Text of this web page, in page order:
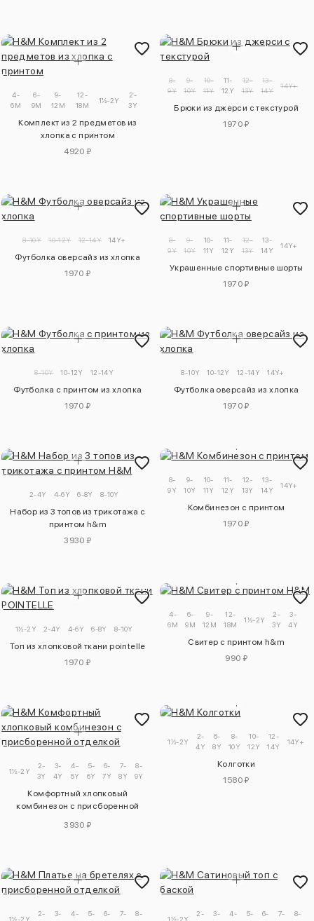
4-
6M
6-
9M
9-
12M
12-
18M
1½-2Y
2-
3Y
Комплект из 2 предметов из
хлопка с принтом
4920 ₽
8-
9Y
9-
10Y
10-
11Y
11-
12Y
12-
13Y
13-
14Y
14Y+
Брюки из джерси с текстурой
1970 ₽
8-10Y 10-12Y 12-14Y 14Y+
Футболка оверсайз из хлопка
1970 ₽
8-
9Y
9-
10Y
10-
11Y
11-
12Y
12-
13Y
13-
14Y
14Y+
Украшенные спортивные шорты
1970 ₽
8-10Y 10-12Y 12-14Y
Футболка с принтом из хлопка
1970 ₽
8-10Y 10-12Y 12-14Y 14Y+
Футболка оверсайз из хлопка
1970 ₽
2-4Y 4-6Y 6-8Y 8-10Y
Набор из 3 топов из трикотажа с
принтом h&m
3930 ₽
8-
9Y
9-
10Y
10-
11Y
11-
12Y
12-
13Y
13-
14Y
14Y+
Комбинезон с принтом
1970 ₽
1½-2Y 2-4Y 4-6Y 6-8Y 8-10Y
Топ из хлопковой ткани pointelle
1970 ₽
4-
6M
6-
9M
9-
12M
12-
18M
1½-2Y
2-
3Y
3-
4Y
Свитер с принтом h&m
990 ₽
1½-2Y
2-
3Y
3-
4Y
4-
5Y
5-
6Y
6-
7Y
7-
8Y
8-
9Y
Комфортный хлопковый
комбинезон с присборенной
3930 ₽
1½-2Y
2-
4Y
6-
8Y
8-
10Y
10-
12Y
12-
14Y
14Y+
Колготки
1580 ₽
1½-2Y
2-
3-
4-
5-
6-
7-
8-
1½-2Y
2-
3-
4-
5-
6-
7-
8-